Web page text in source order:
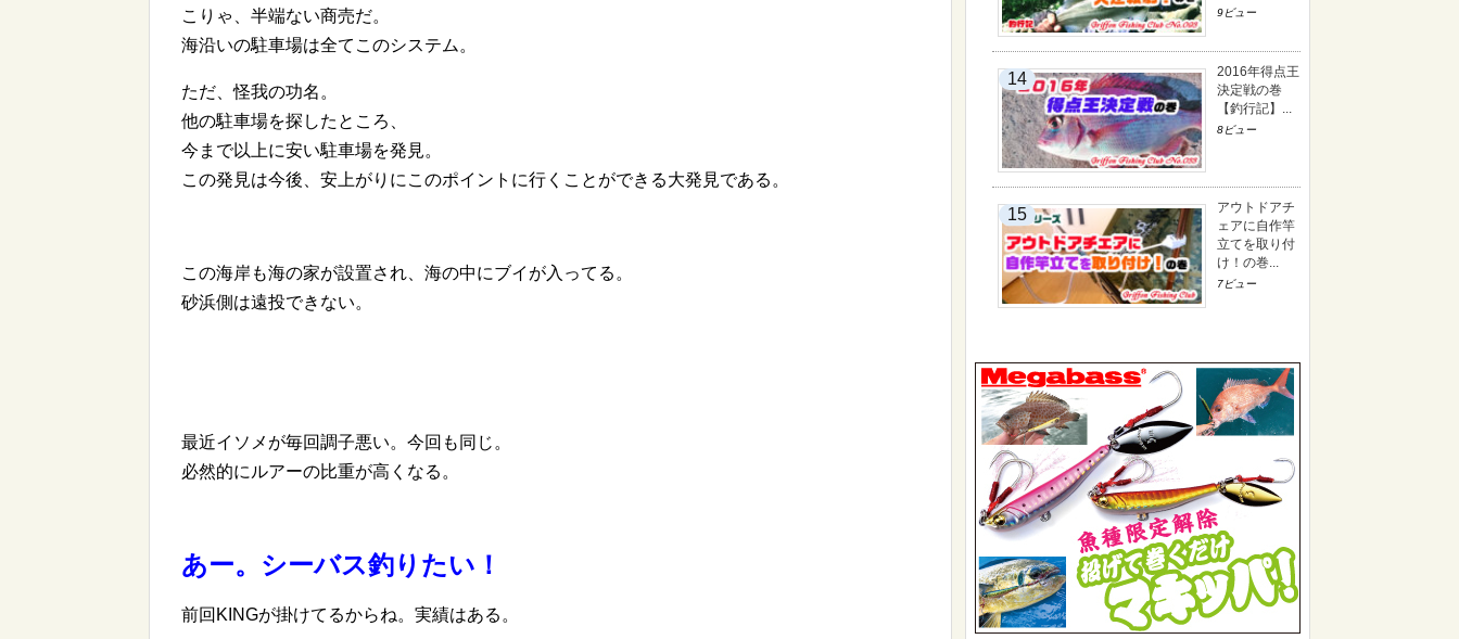
こりゃ、半端ない商売だ。
海沿いの駐車場は全てこのシステム。
ただ、怪我の功名。
他の駐車場を探したところ、
今まで以上に安い駐車場を発見。
この発見は今後、安上がりにこのポイントに行くことができる大発見である。
この海岸も海の家が設置され、海の中にブイが入ってる。
砂浜側は遠投できない。
最近イソメが毎回調子悪い。今回も同じ。
必然的にルアーの比重が高くなる。
あー。シーバス釣りたい！
前回KINGが掛けてるからね。実績はある。
9ビュー
2016年得点王
決定戦の巻
【釣行記】...
8ビュー
アウトドアチ
ェアに自作竿
立てを取り付
け！の巻...
7ビュー